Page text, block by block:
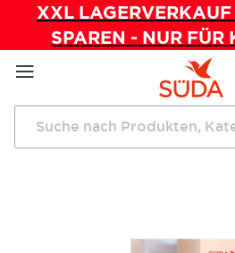
XXL
SPAREN - NUR FÜR
Direkt
zum
Inhalt
Startseite Pflegeprodukte